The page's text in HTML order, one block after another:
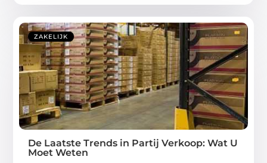
ZAKELIJK
De Laatste Trends in Partij Verkoop: Wat U
Moet Weten